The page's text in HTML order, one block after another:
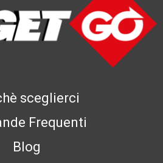
sceglierci
Frequenti
Blog